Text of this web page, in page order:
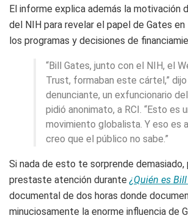
El informe explica además la motivación
del NIH para revelar el papel de Gates en
los programas y decisiones de
“Bill Gates, junto con el NIH, el
Trust, formaban este cártel,” dijo
denunciante, un exfuncionario
pidió anonimato, a RCI. “Esto es
movimiento globalista. Y eso es
creo que el público no sabe.”
Si nada de esto te sorprende
prestaste atención durante¿Quién es
documental de dos horas donde
minuciosamente la enorme influencia de